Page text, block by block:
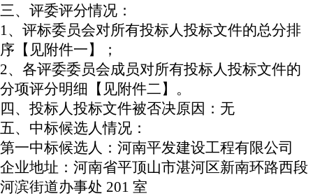
三、评委评分情况：
1、评标委员会对所有投标人投标文件的总分排
序【见附件一】；
2、各评委委员会成员对所有投标人投标文件的
分项评分明细【见附件二】。
四、投标人投标文件被否决原因：无
五、中标候选人情况：
第一中标候选人：河南平发建设工程有限公司
企业地址：河南省平顶山市湛河区新南环路西段
河滨街道办事处 201 室